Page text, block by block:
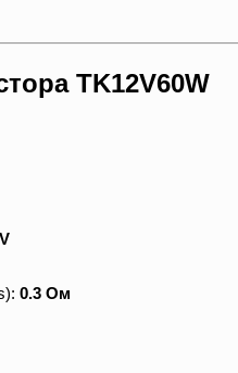
TK12V60W
0.3 Ом